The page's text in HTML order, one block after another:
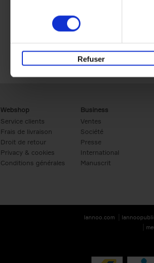
Refuser
Webshop
Service clients
Frais de livraison
Droit de retour
Privacy & cookies
Conditions générales
Business
Ventes
Société
Presse
International
Manuscrit
lannoo.com